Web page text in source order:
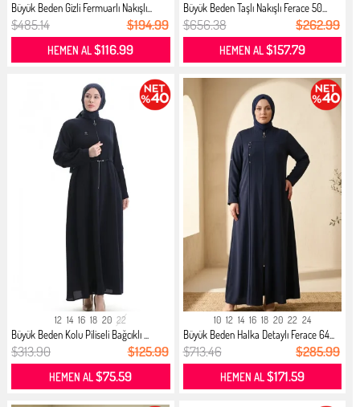
Büyük Beden Gizli Fermuarlı Nakışlı...
$485.14 $194.99
HEMEN AL$116.99
Büyük Beden Taşlı Nakışlı Ferace 50...
$656.38 $262.99
HEMEN AL$157.79
12 14 16 18 20 22
Büyük Beden Kolu Piliseli Bağcıklı ...
$313.90 $125.99
HEMEN AL$75.59
10 12 14 16 18 20 22 24
Büyük Beden Halka Detaylı Ferace 64...
$713.46 $285.99
HEMEN AL$171.59